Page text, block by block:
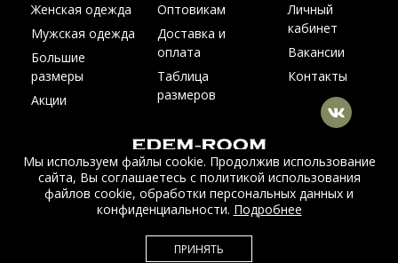
© Интернет магазин верхней одежды из меха и кожи
EDEM-ROOM 2011-2026
является публичной офертой.
Женская одежда
Мужская одежда
Большие
размеры
Акции
Оптовикам
Доставка и
оплата
Таблица
размеров
Личный
кабинет
Вакансии
Контакты
Мы используем файлы cookie. Продолжив использование
сайта, Вы соглашаетесь с политикой использования
файлов cookie, обработки персональных данных и
конфиденциальности. Подробнее
ПРИНЯТЬ